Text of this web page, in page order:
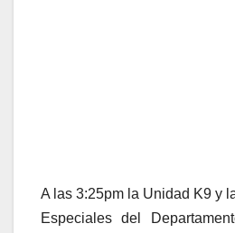
A las 3:25pm la Unidad K9 y
Especiales del